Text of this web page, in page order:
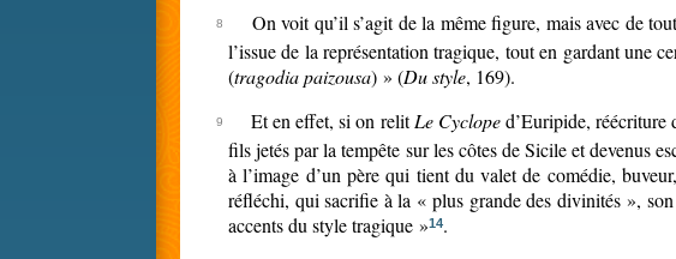
On voit qu’il s’agit de la même figure, mais avec de
l’issue de la représentation tragique, tout en gardant une
(tragodia paizousa) » (Du style, 169).
Et en effet, si on relitLe Cycloped’Euripide, réécriture
fils jetés par la tempête sur les côtes de Sicile et devenus
à l’image d’un père qui tient du valet de comédie,
réfléchi, qui sacrifie à la « plus grande des divinités »,
accents du style tragique »14.